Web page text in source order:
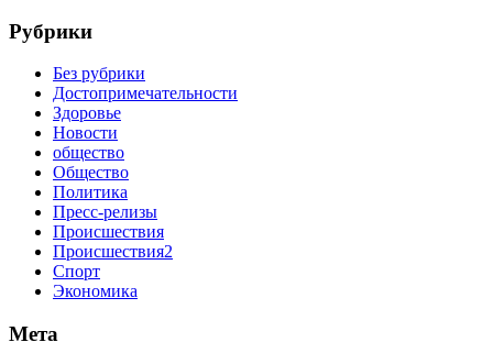
Рубрики
Без рубрики
Достопримечательности
Здоровье
Новости
общество
Общество
Политика
Пресс-релизы
Происшествия
Происшествия2
Спорт
Экономика
Мета